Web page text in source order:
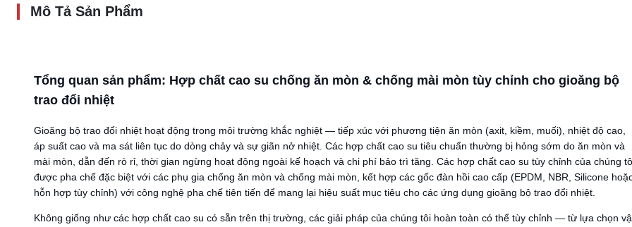
Mô Tả Sản Phẩm
Tổng quan sản phẩm: Hợp chất cao su chống ăn mòn & chống mài mòn tùy chỉnh cho gioăng bộ
trao đổi nhiệt
Gioăng bộ trao đổi nhiệt hoạt động trong môi trường khắc nghiệt — tiếp xúc với phương tiện ăn mòn (axit, kiềm, muối), nhiệt độ cao,
áp suất cao và ma sát liên tục do dòng chảy và sự giãn nở nhiệt. Các hợp chất cao su tiêu chuẩn thường bị hỏng sớm do ăn mòn và
mài mòn, dẫn đến rò rỉ, thời gian ngừng hoạt động ngoài kế hoạch và chi phí bảo trì tăng. Các hợp chất cao su tùy chỉnh của chúng
được pha chế đặc biệt với các phụ gia chống ăn mòn và chống mài mòn, kết hợp các gốc đàn hồi cao cấp (EPDM, NBR, Silicone
hỗn hợp tùy chỉnh) với công nghệ pha chế tiên tiến để mang lại hiệu suất mục tiêu cho các ứng dụng gioăng bộ trao đổi nhiệt.
Không giống như các hợp chất cao su có sẵn trên thị trường, các giải pháp của chúng tôi hoàn toàn có thể tùy chỉnh — từ lựa chọn